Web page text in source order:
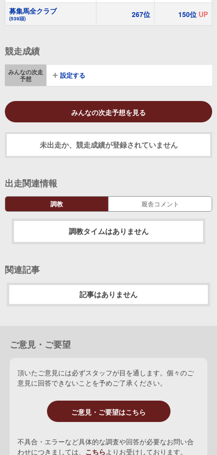
募集馬全クラブ
(539頭) 267位 150位 UP
競走成績
みんなの次走
予想 設定する
みんなの次走予想を見る
未出走か、競走成績が登録されていません
出走関連情報
調教 厩舎コメント
調教タイムはありません
関連記事
記事はありません
ご意見・ご要望
頂いたご意見には必ずスタッフが目を通します。個々のご
意見に回答できないことを予めご了承ください。
ご意見・ご要望はこちら
不具合・エラーなど具体的な調査や回答が必要なお問い合
わせにつきましては、 こちらよりお受けしております。